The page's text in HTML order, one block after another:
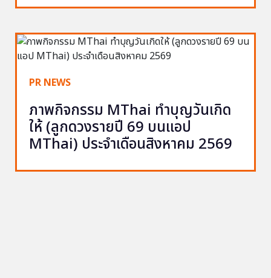
PR NEWS
ภาพกิจกรรม MThai ทำบุญวันเกิด
ให้ (ลูกดวงรายปี 69 บนแอป
MThai) ประจำเดือนสิงหาคม 2569